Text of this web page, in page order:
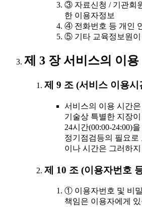
③ 자료신청 / 기관회
한 이용자정보
④ 전화번호 등 개인
⑤ 기타 교육정보원
제 3 장 서비스의 이용
제 9 조 (서비스 이용시
서비스의 이용 시간
기술상 특별한 지장
24시간(00:00-24:00)
정기점검등의 필요
이나 시간은 그러하
제 10 조 (이용자번호
① 이용자번호 및 비
책임은 이용자에게